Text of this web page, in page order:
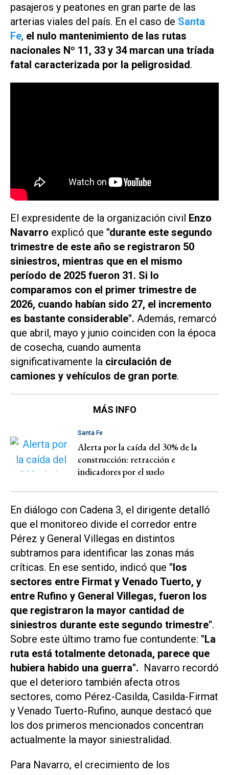
pasajeros y peatones en gran parte de las
arterias viales del país. En el caso de Santa
Fe, el nulo mantenimiento de las rutas
nacionales Nº 11, 33 y 34 marcan una tríada
fatal caracterizada por la peligrosidad.
El expresidente de la organización civil Enzo
Navarro explicó que "durante este segundo
trimestre de este año se registraron 50
siniestros, mientras que en el mismo
período de 2025 fueron 31. Si lo
comparamos con el primer trimestre de
2026, cuando habían sido 27, el incremento
es bastante considerable". Además, remarcó
que abril, mayo y junio coinciden con la época
de cosecha, cuando aumenta
significativamente la circulación de
camiones y vehículos de gran porte.
MÁS INFO
Santa Fe
Alerta por la caída del 30% de la
construcción: retracción e
indicadores por el suelo
En diálogo con Cadena 3, el dirigente detalló
que el monitoreo divide el corredor entre
Pérez y General Villegas en distintos
subtramos para identificar las zonas más
críticas. En ese sentido, indicó que "los
sectores entre Firmat y Venado Tuerto, y
entre Rufino y General Villegas, fueron los
que registraron la mayor cantidad de
siniestros durante este segundo trimestre".
Sobre este último tramo fue contundente: "La
ruta está totalmente detonada, parece que
hubiera habido una guerra". Navarro recordó
que el deterioro también afecta otros
sectores, como Pérez-Casilda, Casilda-Firmat
y Venado Tuerto-Rufino, aunque destacó que
los dos primeros mencionados concentran
actualmente la mayor siniestralidad.
Para Navarro, el crecimiento de los